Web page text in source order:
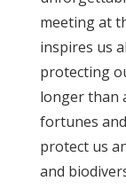
meeting at
inspires us
protecting
longer than
fortunes
protect us
and